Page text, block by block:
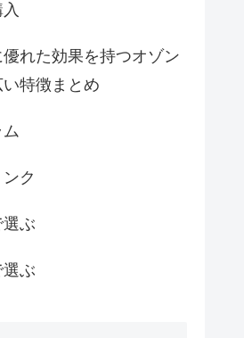
れた効果を持つオゾン
特徴まとめ
ク
ぶ
ぶ